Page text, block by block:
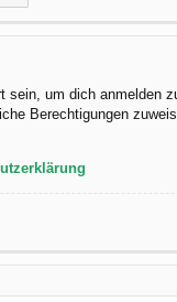
sein, um dich anmelden
Berechtigungen